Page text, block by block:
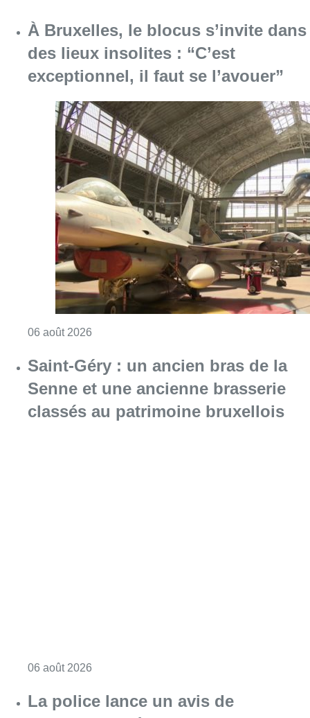
À Bruxelles, le blocus s’invite dans
des lieux insolites : “C’est
exceptionnel, il faut se l’avouer”
06 août 2026
Saint-Géry : un ancien bras de la
Senne et une ancienne brasserie
classés au patrimoine bruxellois
06 août 2026
La police lance un avis de